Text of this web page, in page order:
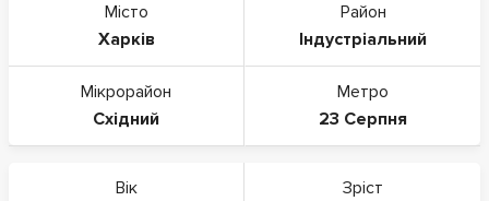
Місто
Харків
Район
Індустріальний
Мікрорайон
Східний
Метро
23 Серпня
Вік
Зріст